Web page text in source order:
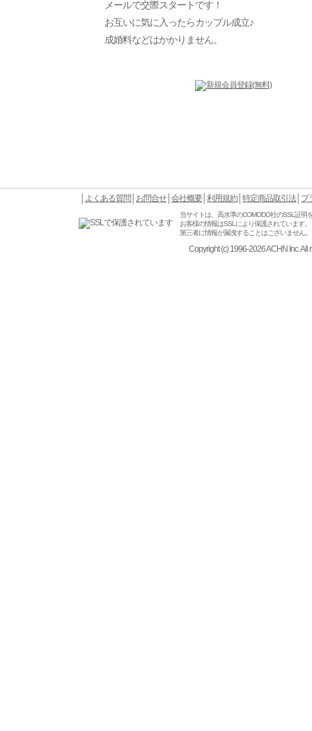
メールで交際スタートです！
お互いに気に入ったらカップル成立♪
成婚料などはかかりません。
よくある質問 お問合せ│ 会社概要│ 利用規約 特定商品取引法│ プ
当サイトは、高水準のCOMODO社のSSL証明
お客様の情報はSSLにより保護されています。
第三者に情報が漏洩することはございません。
Copyright (c) 1996-2026 ACHN Inc. All